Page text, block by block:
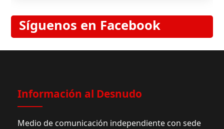
Síguenos en Facebook
Información al Desnudo
Medio de comunicación independiente con sede